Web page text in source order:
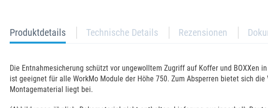
current
tab:
Produktdetails Technische Details Rezensionen
Die Entnahmesicherung schützt vor ungewolltem Zugriff auf Koffer und BOXXen
ist geeignet für alle WorkMo Module der Höhe 750. Zum Absperren bietet sich
Montagematerial liegt bei.